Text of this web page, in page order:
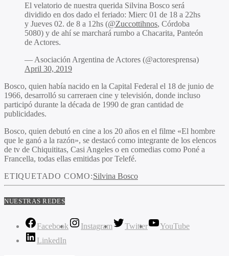
El velatorio de nuestra querida Silvina Bosco será
dividido en dos dado el feriado: Mierc 01 de 18 a 22hs
y Jueves 02. de 8 a 12hs (@Zuccottihnos, Córdoba
5080) y de ahí se marchará rumbo a Chacarita, Panteón
de Actores.
— Asociación Argentina de Actores (@actoresprensa)
April 30, 2019
Bosco, quien había nacido en la Capital Federal el 18 de junio de
1966, desarrolló su carreraen cine y televisión, donde incluso
participó durante la década de 1990 de gran cantidad de
publicidades.
Bosco, quien debutó en cine a los 20 años en el filme «El hombre
que le ganó a la razón», se destacó como integrante de los elencos
de tv de Chiquititas, Casi Angeles o en comedias como Poné a
Francella, todas ellas emitidas por Telefé.
ETIQUETADO COMO:Silvina Bosco
NUESTRAS REDES
Facebook Instagram Twitter
YouTube
LinkedIn